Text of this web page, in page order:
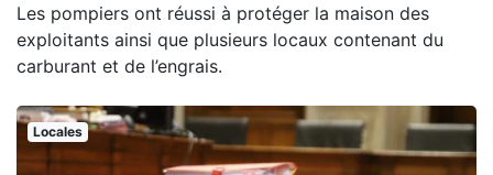
Les pompiers ont réussi à protéger la maison des
exploitants ainsi que plusieurs locaux contenant du
carburant et de l’engrais.
Locales